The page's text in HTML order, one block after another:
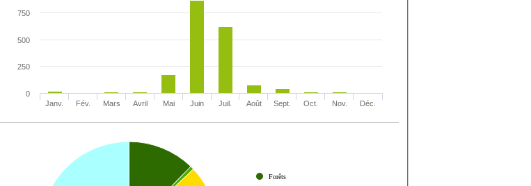
Janv. Fév. Mars Avril Mai Juin Juil. Août Sept. Oct. Nov. Déc.
0
250
500
750
Forêts